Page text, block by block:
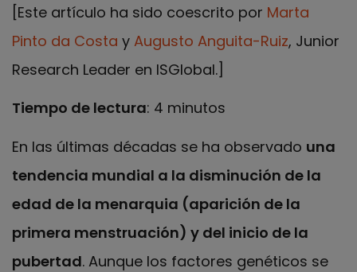
[Este artículo ha sido coescrito por Marta
Pinto da Costa y Augusto Anguita-Ruiz, Junior
Research Leader en ISGlobal.]
Tiempo de lectura: 4 minutos
En las últimas décadas se ha observado una
tendencia mundial a la disminución de la
edad de la menarquia (aparición de la
primera menstruación) y del inicio de la
pubertad. Aunque los factores genéticos se